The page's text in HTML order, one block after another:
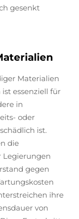
gesenkt
Materialien
essenziell für
in
oder
ist.
die
Legierungen
gegen
ihre
von